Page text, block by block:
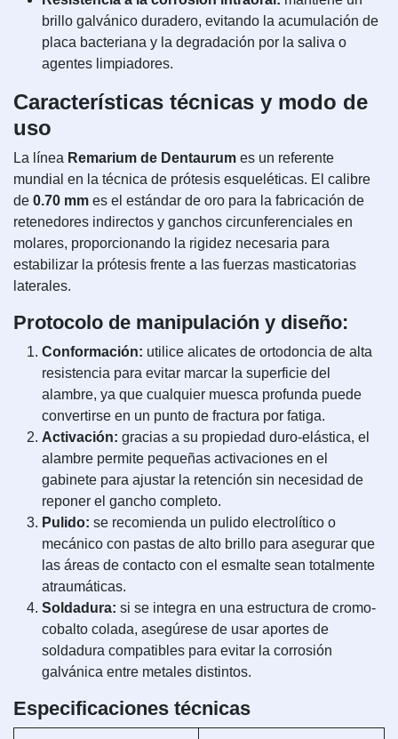
brillo galvánico duradero, evitando la acumulación de
placa bacteriana y la degradación por la saliva o
agentes limpiadores.
Características técnicas y modo de
uso
La línea Remarium de Dentaurum es un referente
mundial en la técnica de prótesis esqueléticas. El calibre
de 0.70 mm es el estándar de oro para la fabricación de
retenedores indirectos y ganchos circunferenciales en
molares, proporcionando la rigidez necesaria para
estabilizar la prótesis frente a las fuerzas masticatorias
laterales.
Protocolo de manipulación y diseño:
Conformación: utilice alicates de ortodoncia de alta
resistencia para evitar marcar la superficie del
alambre, ya que cualquier muesca profunda puede
convertirse en un punto de fractura por fatiga.
Activación: gracias a su propiedad duro-elástica, el
alambre permite pequeñas activaciones en el
gabinete para ajustar la retención sin necesidad de
reponer el gancho completo.
Pulido: se recomienda un pulido electrolítico o
mecánico con pastas de alto brillo para asegurar que
las áreas de contacto con el esmalte sean totalmente
atraumáticas.
Soldadura: si se integra en una estructura de cromo-
cobalto colada, asegúrese de usar aportes de
soldadura compatibles para evitar la corrosión
galvánica entre metales distintos.
Especificaciones técnicas